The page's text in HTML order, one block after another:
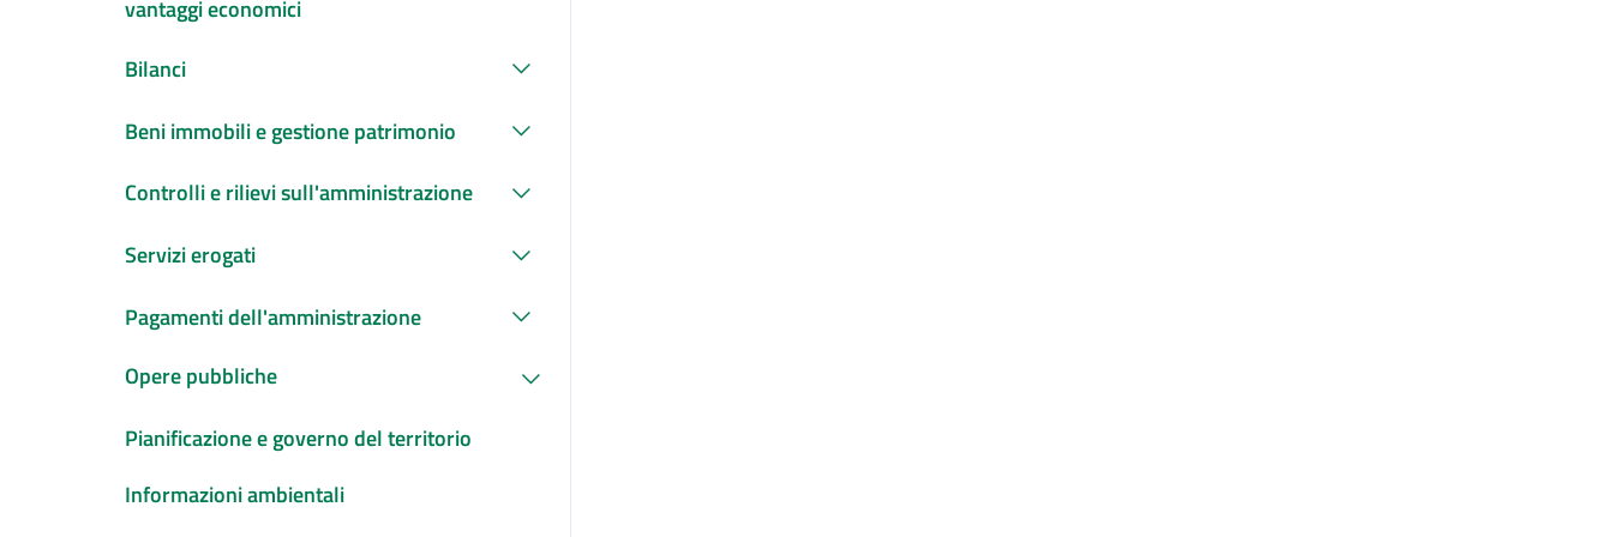
vantaggi economici
Bilanci
Beni immobili e gestione patrimonio
Controlli e rilievi sull'amministrazione
Servizi erogati
Pagamenti dell'amministrazione
Opere pubbliche
Pianificazione e governo del territorio
Informazioni ambientali